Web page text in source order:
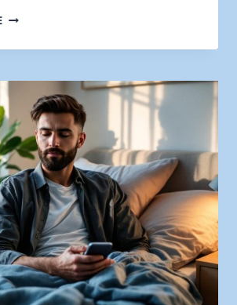
PROTÉGER
FAMILLE
LES
ASSURANCES
ESSENTIELLES